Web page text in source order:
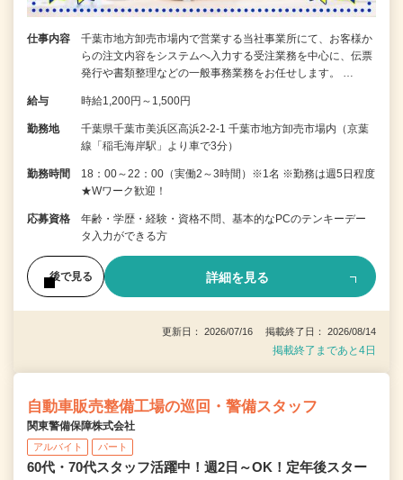
仕事内容
千葉市地方卸売市場内で営業する当社事業所にて、お客様か
らの注文内容をシステムへ入力する受注業務を中心に、伝票
発行や書類整理などの一般事務業務をお任せします。 …
給与 時給1,200円～1,500円
勤務地
千葉県千葉市美浜区高浜2-2-1 千葉市地方卸売市場内（京葉
線「稲毛海岸駅」より車で3分）
勤務時間
18：00～22：00（実働2～3時間）※1名 ※勤務は週5日程度
★Wワーク歓迎！
応募資格
年齢・学歴・経験・資格不問、基本的なPCのテンキーデー
タ入力ができる方
後で見る 詳細を見る
更新日： 2026/07/16 掲載終了日： 2026/08/14
掲載終了まであと4日
自動車販売整備工場の巡回・警備スタッフ
関東警備保障株式会社
アルバイト パート
60代・70代スタッフ活躍中！週2日～OK！定年後スター